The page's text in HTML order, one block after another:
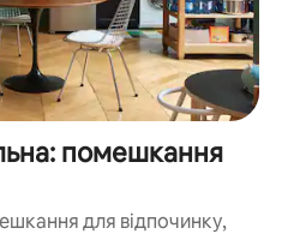
помешкання
для відпочинку,